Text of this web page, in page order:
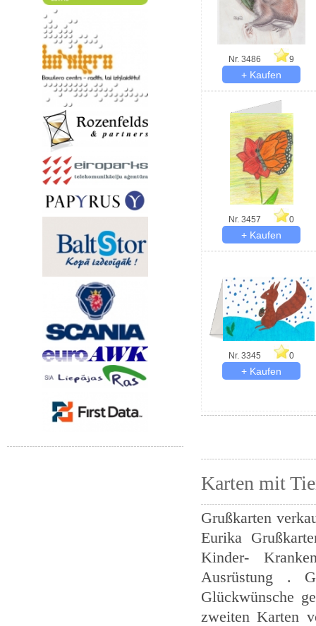
Nr. 3486 9
Nr. 3457 0
Nr. 3345 0
Karten mit
Grußkarten
Eurika
Kinder-
Ausrüstung .
Glückwünsche
zweiten Karten